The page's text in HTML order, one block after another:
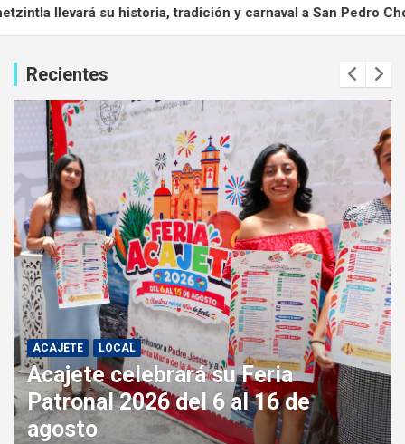
y carnaval a San Pedro Cholula ORGULLO DE
Recientes
ACAJETE LOCAL
Acajete celebrará su Feria
Patronal 2026 del 6 al 16 de
agosto